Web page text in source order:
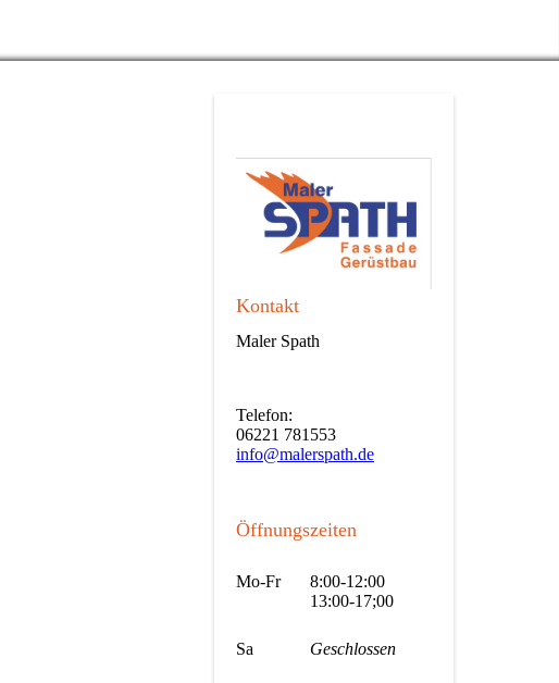
Kontakt
Maler Spath
Telefon:
06221 781553
info@malerspath.de
Öffnungszeiten
Mo-Fr
8:00-12:00
13:00-17;00
Sa Geschlossen